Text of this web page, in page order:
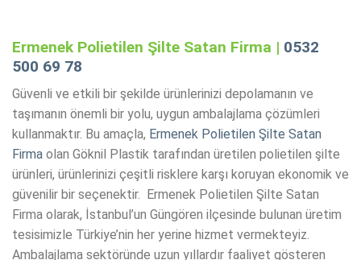
Ermenek Polietilen Şilte Satan Firma | 0532
500 69 78
Güvenli ve etkili bir şekilde ürünlerinizi depolamanın ve
taşımanın önemli bir yolu, uygun ambalajlama çözümleri
kullanmaktır. Bu amaçla, Ermenek Polietilen Şilte Satan
Firma olan Göknil Plastik tarafından üretilen polietilen şilte
ürünleri, ürünlerinizi çeşitli risklere karşı koruyan ekonomik ve
güvenilir bir seçenektir. Ermenek Polietilen Şilte Satan
Firma olarak, İstanbul’un Güngören ilçesinde bulunan üretim
tesisimizle Türkiye’nin her yerine hizmet vermekteyiz.
Ambalajlama sektöründe uzun yıllardır faaliyet gösteren